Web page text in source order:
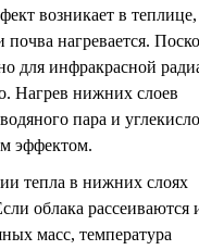
возникает в теплице,
почва нагревается.
для инфракрасной
Нагрев нижних слоев
пара и
эффектом.
тепла в нижних слоях
облака рассеиваются
масс, температура